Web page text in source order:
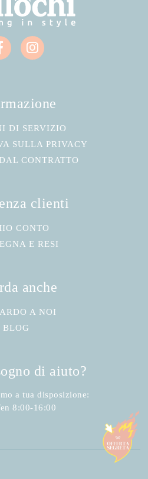
DI SERVIZIO
SULLA PRIVACY
CONTRATTO
clienti
CONTO
E RESI
anche
A NOI
BLOG
di aiuto?
a tua disposizione:
8:00-16:00